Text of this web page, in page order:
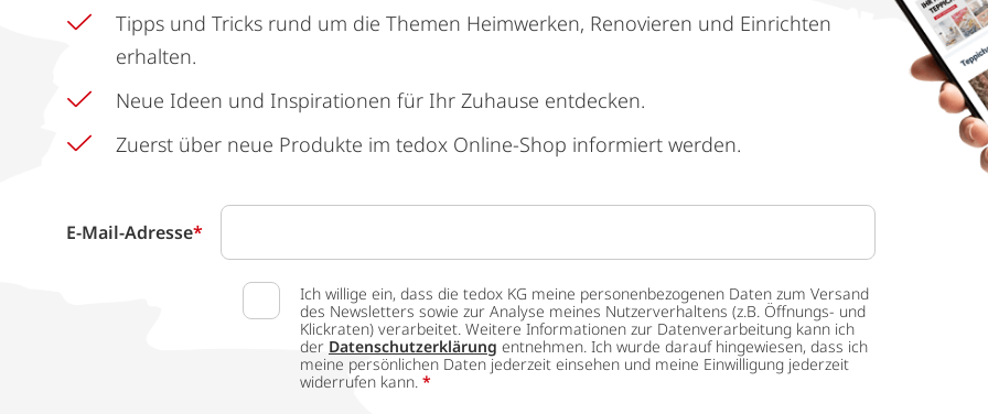
Tipps und Tricks rund um die Themen Heimwerken, Renovieren und Einrichten
erhalten.
Neue Ideen und Inspirationen für Ihr Zuhause entdecken.
Zuerst über neue Produkte im tedox Online-Shop informiert werden.
E-Mail-Adresse*
Ich willige ein, dass die tedox KG meine personenbezogenen Daten zum Versand
des Newsletters sowie zur Analyse meines Nutzerverhaltens (z.B. Öffnungs- und
Klickraten) verarbeitet. Weitere Informationen zur Datenverarbeitung kann ich
der Datenschutzerklärung entnehmen. Ich wurde darauf hingewiesen, dass ich
meine persönlichen Daten jederzeit einsehen und meine Einwilligung jederzeit
widerrufen kann. *